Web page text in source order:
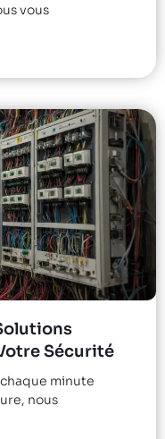
vous
Sécurité
minute
nous